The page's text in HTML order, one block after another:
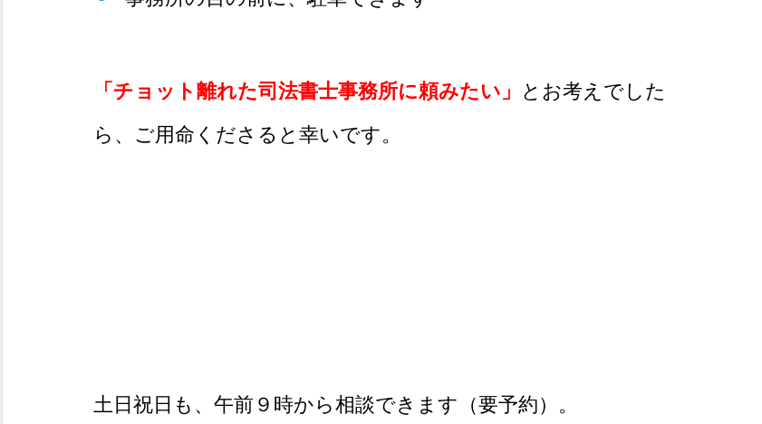
「チョット離れた司法書士事務所に頼みたい」 とお考えでした
ら、ご用命くださると幸いです。
土日祝日も、午前９時から相談できます（要予約）。